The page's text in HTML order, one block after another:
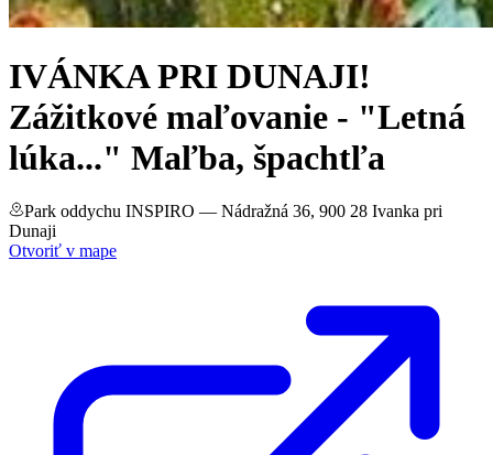
IVÁNKA PRI DUNAJI!
Zážitkové maľovanie - "Letná
lúka..." Maľba, špachtľa
Park oddychu INSPIRO — Nádražná 36, 900 28 Ivanka pri
Dunaji
Otvoriť v mape